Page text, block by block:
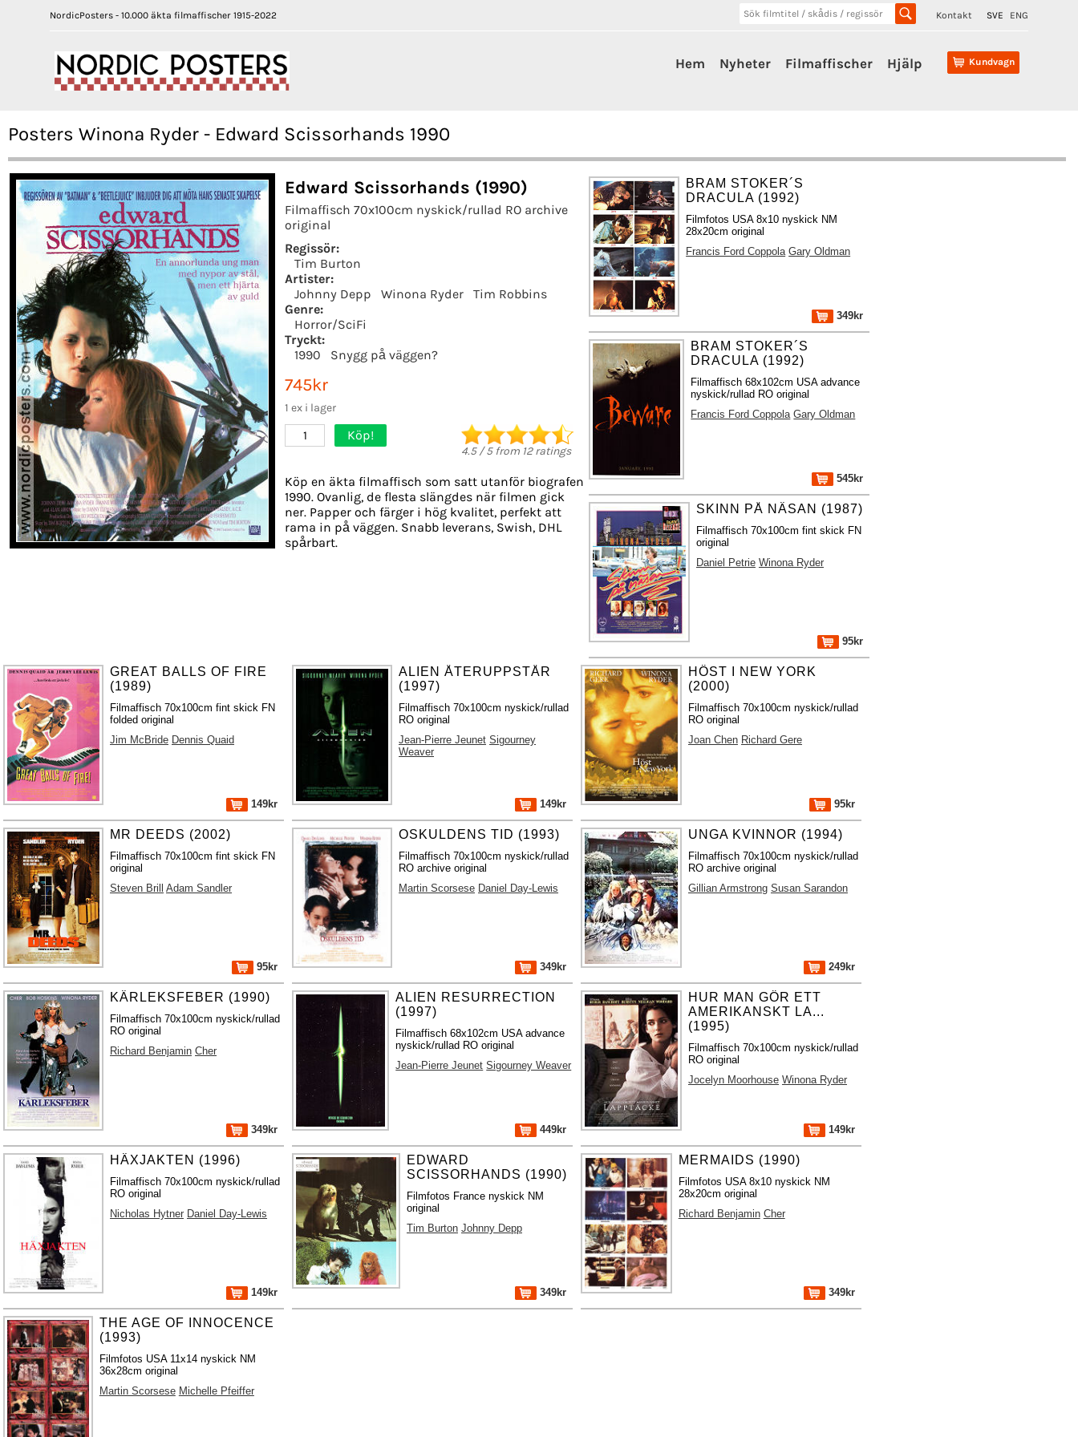
NordicPosters - 10.000 äkta filmaffischer 1915-2022 Kontakt SVE ENG
Kundvagn
Hem Nyheter Filmaffischer Hjälp
Posters Winona Ryder - Edward Scissorhands 1990
Edward Scissorhands (1990)
Filmaffisch 70x100cm nyskick/rullad RO archive
original
Regissör:
Tim Burton
Artister:
Johnny Depp
Winona Ryder
Tim Robbins
Genre:
Horror/SciFi
Tryckt:
1990
Snygg på väggen?
745kr
1 ex i lager
1 Köp!
4.5/5from 12ratings
Köp en äkta filmaffisch som satt utanför biografen
1990. Ovanlig, de flesta slängdes när filmen gick
ner. Papper och färger i hög kvalitet, perfekt att
rama in på väggen. Snabb leverans, Swish, DHL
spårbart.
BRAM STOKER´S
DRACULA (1992)
Filmfotos USA 8x10 nyskick NM
28x20cm original
Francis Ford Coppola Gary Oldman
349kr
BRAM STOKER´S
DRACULA (1992)
Filmaffisch 68x102cm USA advance
nyskick/rullad RO original
Francis Ford Coppola Gary Oldman
545kr
SKINN PÅ NÄSAN (1987)
Filmaffisch 70x100cm fint skick FN
original
Daniel Petrie Winona Ryder
95kr
GREAT BALLS OF FIRE
(1989)
Filmaffisch 70x100cm fint skick FN
folded original
Jim McBride Dennis Quaid
149kr
ALIEN ÅTERUPPSTÅR
(1997)
Filmaffisch 70x100cm nyskick/rullad
RO original
Jean-Pierre Jeunet Sigourney
Weaver
149kr
HÖST I NEW YORK
(2000)
Filmaffisch 70x100cm nyskick/rullad
RO original
Joan Chen Richard Gere
95kr
MR DEEDS (2002)
Filmaffisch 70x100cm fint skick FN
original
Steven Brill Adam Sandler
95kr
OSKULDENS TID (1993)
Filmaffisch 70x100cm nyskick/rullad
RO archive original
Martin Scorsese Daniel Day-Lewis
349kr
UNGA KVINNOR (1994)
Filmaffisch 70x100cm nyskick/rullad
RO archive original
Gillian Armstrong Susan Sarandon
249kr
KÄRLEKSFEBER (1990)
Filmaffisch 70x100cm nyskick/rullad
RO original
Richard Benjamin Cher
349kr
ALIEN RESURRECTION
(1997)
Filmaffisch 68x102cm USA advance
nyskick/rullad RO original
Jean-Pierre Jeunet Sigourney Weaver
449kr
HUR MAN GÖR ETT
AMERIKANSKT LA...
(1995)
Filmaffisch 70x100cm nyskick/rullad
RO original
Jocelyn Moorhouse Winona Ryder
149kr
HÄXJAKTEN (1996)
Filmaffisch 70x100cm nyskick/rullad
RO original
Nicholas Hytner Daniel Day-Lewis
149kr
EDWARD
SCISSORHANDS (1990)
Filmfotos France nyskick NM
original
Tim Burton Johnny Depp
349kr
MERMAIDS (1990)
Filmfotos USA 8x10 nyskick NM
28x20cm original
Richard Benjamin Cher
349kr
THE AGE OF INNOCENCE
(1993)
Filmfotos USA 11x14 nyskick NM
36x28cm original
Martin Scorsese Michelle Pfeiffer